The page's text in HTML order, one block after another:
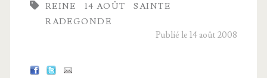
REINE 14 AOÛT
SAINTE
RADEGONDE
Publié le 14 août 2008